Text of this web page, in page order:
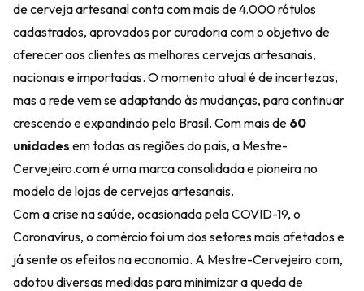
de cerveja artesanal conta com mais de 4.000 rótulos
cadastrados, aprovados por curadoria com o objetivo de
oferecer aos clientes as melhores cervejas artesanais,
nacionais e importadas. O momento atual é de incertezas,
mas a rede vem se adaptando às mudanças, para continuar
crescendo e expandindo pelo Brasil. Com mais de 60
unidades em todas as regiões do país, a Mestre-
Cervejeiro.com é uma marca consolidada e pioneira no
modelo de lojas de cervejas artesanais.
Com a crise na saúde, ocasionada pela COVID-19, o
Coronavírus, o comércio foi um dos setores mais afetados e
já sente os efeitos na economia. A Mestre-Cervejeiro.com,
adotou diversas medidas para minimizar a queda de